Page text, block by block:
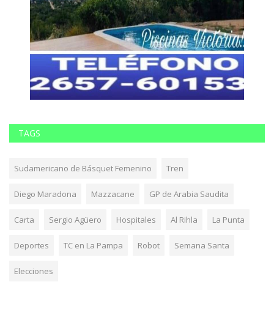
TAGS
Sudamericano de Básquet Femenino Tren
Diego Maradona Mazzacane GP de Arabia Saudita
Carta Sergio Agüero Hospitales Al Rihla La Punta
Deportes TC en La Pampa Robot Semana Santa
Elecciones